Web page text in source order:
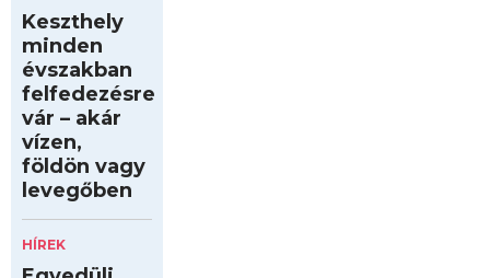
Keszthely
minden
évszakban
felfedezésre
vár – akár
vízen,
földön vagy
levegőben
HÍREK